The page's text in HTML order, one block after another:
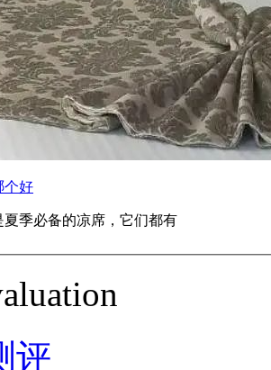
个好
夏季必备的凉席，它们都有
评